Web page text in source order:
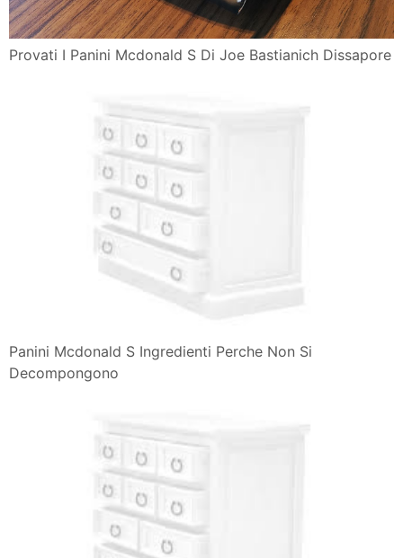
Provati I Panini Mcdonald S Di Joe Bastianich Dissapore
Panini Mcdonald S Ingredienti Perche Non Si
Decompongono